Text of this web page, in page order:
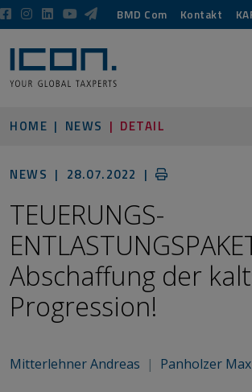
BMD Com Kontakt
HOME NEWS DETAIL
NEWS | 28.07.2022 |
TEUERUNGS-
Abschaffung der
Progression!
Mitterlehner Andreas | Panholzer